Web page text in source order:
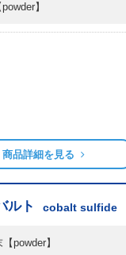
powder】
商品詳細を見る
ルト cobalt sulfide
【powder】